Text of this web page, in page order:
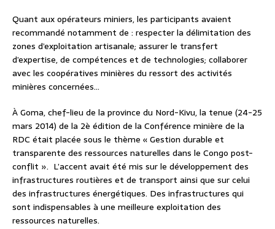
Quant aux opérateurs miniers, les participants avaient
recommandé notamment de : respecter la délimitation des
zones d’exploitation artisanale; assurer le transfert
d’expertise, de compétences et de technologies; collaborer
avec les coopératives minières du ressort des activités
minières concernées…
À Goma, chef-lieu de la province du Nord-Kivu, la tenue (24-25
mars 2014) de la 2è édition de la Conférence minière de la
RDC était placée sous le thème « Gestion durable et
transparente des ressources naturelles dans le Congo post-
conflit ». L’accent avait été mis sur le développement des
infrastructures routières et de transport ainsi que sur celui
des infrastructures énergétiques. Des infrastructures qui
sont indispensables à une meilleure exploitation des
ressources naturelles.